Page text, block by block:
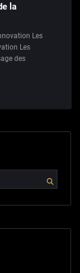
la
Les
Les
des